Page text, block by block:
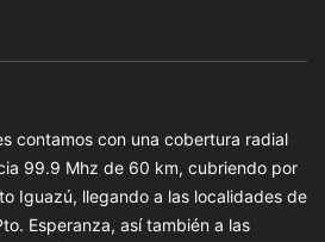
contamos con una cobertura radial
99.9 Mhz de 60 km, cubriendo por
Iguazú, llegando a las localidades de
Esperanza, así también a las